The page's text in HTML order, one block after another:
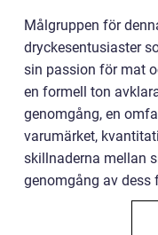
Målgruppen för
dryckesentusiaster
sin passion för mat
en formell ton
genomgång, en
varumärket,
skillnaderna mellan
genomgång av dess